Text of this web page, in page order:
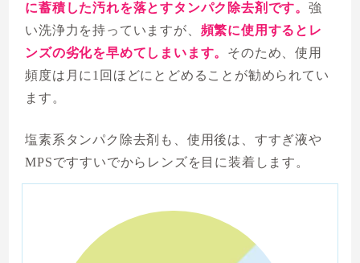
に蓄積した汚れを落とすタンパク除去剤です。 強
い洗浄力を持っていますが、 頻繁に使用するとレ
ンズの劣化を早めてしまいます。 そのため、使用
頻度は月に1回ほどにとどめることが勧められてい
ます。
塩素系タンパク除去剤も、使用後は、すすぎ液や
MPSですすいでからレンズを目に装着します。